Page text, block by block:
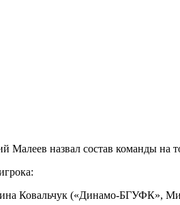
назвал состав команды
Ковальчук («Динамо-БГУФК»,